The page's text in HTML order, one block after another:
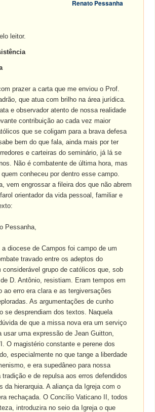
Renato Pessanha
leitor.
prazer a carta que me enviou o Prof.
que atua com brilho na área jurídica.
e observador atento de nossa realidade
contribuição ao cada vez maior
que se coligam para a brava defesa
bem do que fala, ainda mais por ter
e carteiras do seminário, já lá se
Não é combatente de última hora, mas
conheceu por dentro esse campo.
vem engrossar a fileira dos que não abrem
orientador da vida pessoal, familiar e
Pessanha,
a diocese de Campos foi campo de um
travado entre os adeptos do
considerável grupo de católicos que, sob
D. Antônio, resistiam. Eram tempos em
ao erro era clara e as tergiversações
As argumentações de cunho
se desprendiam dos textos. Naquela
de que a missa nova era um serviço
usar uma expressão de Jean Guitton,
O magistério constante e perene dos
especialmente no que tange a liberdade
e era supedâneo para nossa
tradição e de repulsa aos erros defendidos
da hierarquia. A aliança da Igreja com o
rechaçada. O Concílio Vaticano II, todos
introduzira no seio da Igreja o que